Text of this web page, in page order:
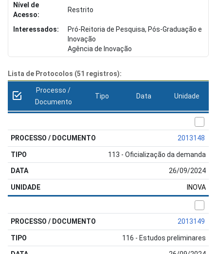
Nível de
Acesso:
Restrito
Interessados:
Pró-Reitoria de Pesquisa, Pós-Graduação e
Inovação
Agência de Inovação
Lista de Protocolos (51 registros):
Processo /
Documento
Tipo Data Unidade
2013148
113 - Oficialização da demanda
26/09/2024
INOVA
2013149
116 - Estudos preliminares